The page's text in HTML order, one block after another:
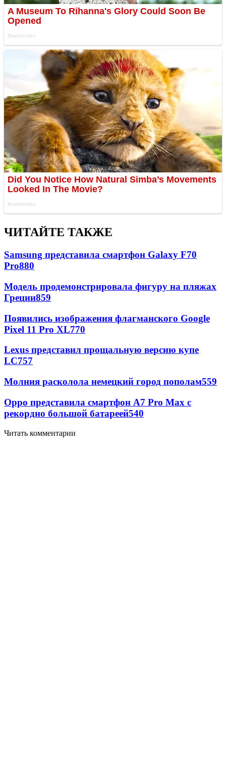
ЧИТАЙТЕ ТАКЖЕ
Samsung представила смартфон Galaxy F70
Pro880
Модель продемонстрировала фигуру на пляжах
Греции859
Появились изображения флагманского Google
Pixel 11 Pro XL770
Lexus представил прощальную версию купе
LC757
Молния расколола немецкий город пополам559
Oppo представила смартфон A7 Pro Max с
рекордно большой батареей540
Читать комментарии